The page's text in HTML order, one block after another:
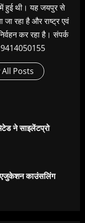
में हुई थी। यह जयपुर से
रहा है और राष्ट्र एवं
कर रहा है। संपर्क
Posts
ने साइलेंटप्रो
काउंसलिंग